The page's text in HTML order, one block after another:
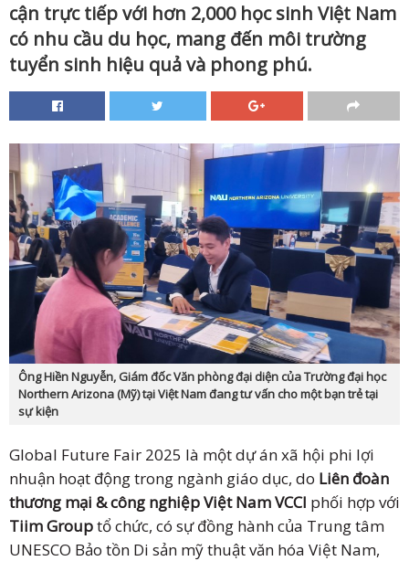
cận trực tiếp với hơn 2,000 học sinh Việt Nam
có nhu cầu du học, mang đến môi trường
tuyển sinh hiệu quả và phong phú.
Ông Hiền Nguyễn, Giám đốc Văn phòng đại diện của Trường đại học
Northern Arizona (Mỹ) tại Việt Nam đang tư vấn cho một bạn trẻ tại
sự kiện
Global Future Fair 2025 là một dự án xã hội phi lợi
nhuận hoạt động trong ngành giáo dục, do Liên đoàn
thương mại & công nghiệp Việt Nam VCCI phối hợp với
Tiim Grouptổ chức, có sự đồng hành của Trung tâm
UNESCO Bảo tồn Di sản mỹ thuật văn hóa Việt Nam,